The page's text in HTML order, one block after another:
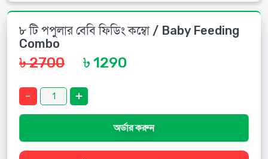
৮ টি পপুলার বেবি ফিডিং কম্বো / Baby Feeding
Combo
৳ 2700 ৳ 1290
অর্ডার করুন